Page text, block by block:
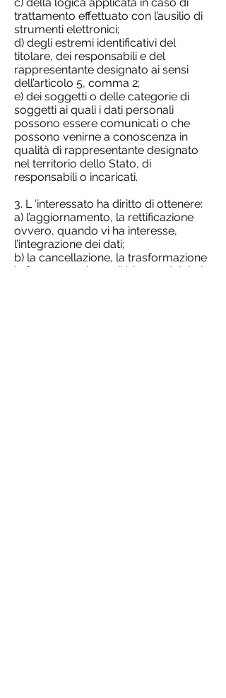
trattamento effettuato con l’ausilio di
strumenti elettronici;
d) degli estremi identificativi del
titolare, dei responsabili e del
rappresentante designato ai sensi
dell’articolo 5, comma 2;
e) dei soggetti o delle categorie di
soggetti ai quali i dati personali
possono essere comunicati o che
possono venirne a conoscenza in
qualità di rappresentante designato
nel territorio dello Stato, di
responsabili o incaricati.
3. L ‘interessato ha diritto di ottenere:
a) l’aggiornamento, la rettificazione
ovvero, quando vi ha interesse,
l’integrazione dei dati;
b) la cancellazione, la trasformazione
in forma anonima o il blocco dei dati